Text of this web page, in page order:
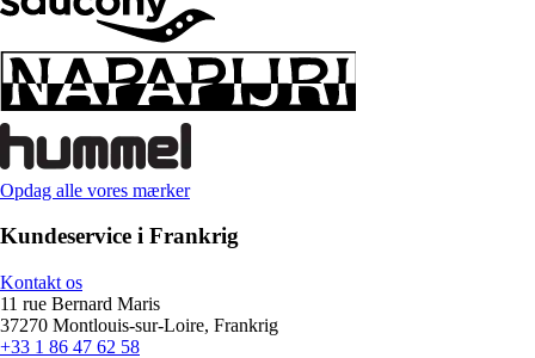
Opdag alle vores mærker
Kundeservice i Frankrig
Kontakt os
11 rue Bernard Maris
37270 Montlouis-sur-Loire, Frankrig
+33 1 86 47 62 58